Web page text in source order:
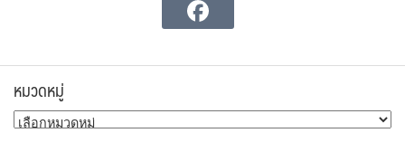
หมวดหมู่
หมวด